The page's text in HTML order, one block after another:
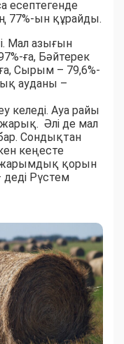
есептегенде
77%-ын құрайды.
Мал азығын
ға, Бәйтерек
Сырым – 79,6%-
ауданы –
келеді. Ауа райы
Әлі де мал
Сондықтан
кеңесте
қорын
деді Рүстем